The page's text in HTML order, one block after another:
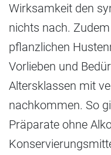
Wirksamkeit den
nichts nach.
pflanzlichen
Vorlieben und
Altersklassen mit
nachkommen. So
Präparate ohne